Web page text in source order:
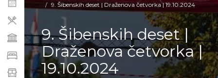
9. Šibenskih deset | Draženova četvorka | 19.10.2024
9. Šibenskih deset |
Draženova četvorka |
19.10.2024